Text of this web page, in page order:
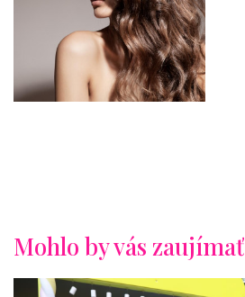
Mohlo by vás zaujímať